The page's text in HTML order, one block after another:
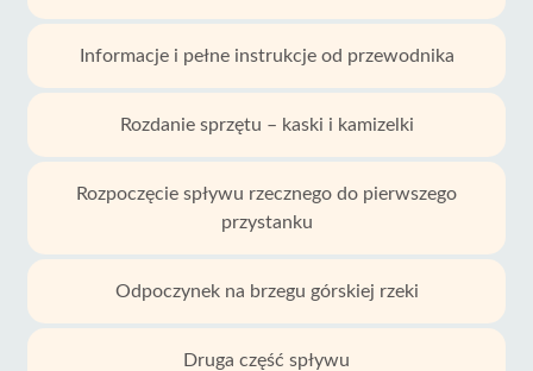
Informacje i pełne instrukcje od przewodnika
Rozdanie sprzętu – kaski i kamizelki
Rozpoczęcie spływu rzecznego do pierwszego
przystanku
Odpoczynek na brzegu górskiej rzeki
Druga część spływu